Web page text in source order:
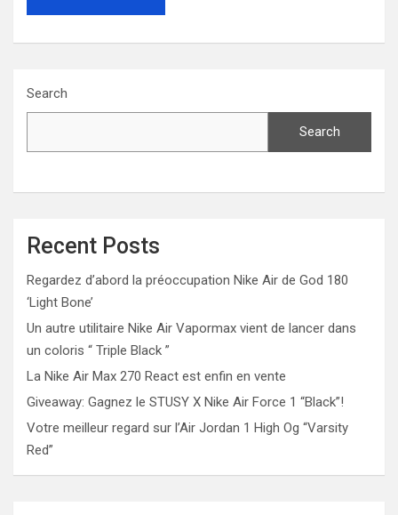
Search
Search
Recent Posts
Regardez d’abord la préoccupation Nike Air de God 180
‘Light Bone’
Un autre utilitaire Nike Air Vapormax vient de lancer dans
un coloris “ Triple Black ”
La Nike Air Max 270 React est enfin en vente
Giveaway: Gagnez le STUSY X Nike Air Force 1 “Black”!
Votre meilleur regard sur l’Air Jordan 1 High Og “Varsity
Red”